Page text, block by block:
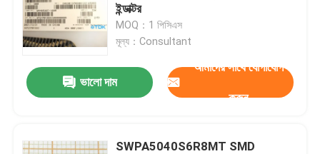
ইন্ডাক্টর
MOQ：1 পিসিএস
মূল্য：Consultant
ভালো দাম
আমাদের সাথে যোগাযোগ
করুন
SWPA5040S6R8MT SMD